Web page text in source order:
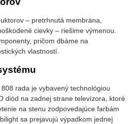
– pretrhnutá membrána,
cievky – riešime výmenou.
pričom dbáme na
vlastností.
rada je vybavený technológiou
diód na zadnej strane televízora, ktoré
na stenu zodpovedajúce farbám
sa prejavujú výpadkom jednej